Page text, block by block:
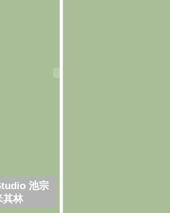
池宗
其林